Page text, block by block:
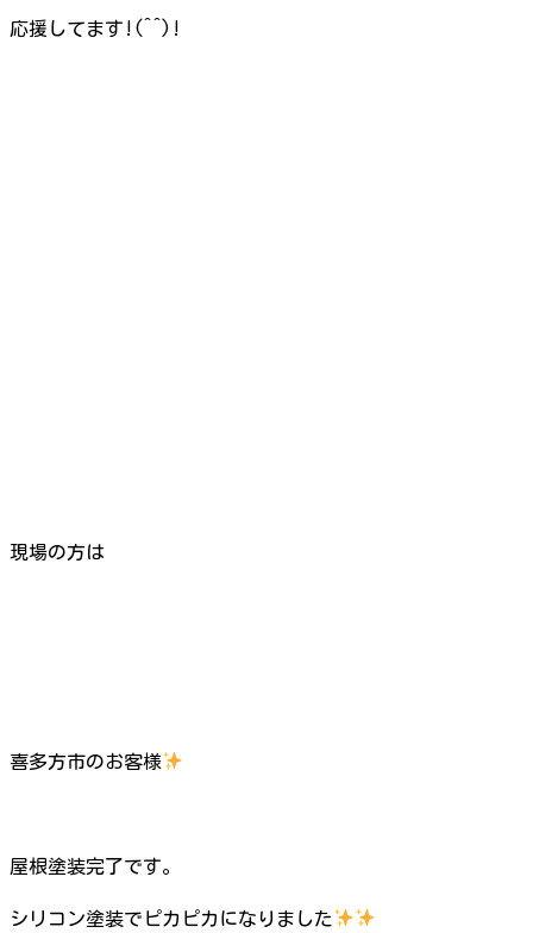
応援してます!(^^)!
現場の方は
喜多方市のお客様
屋根塗装完了です。
シリコン塗装でピカピカになりました